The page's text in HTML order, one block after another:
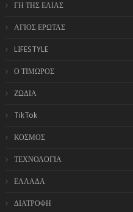
ΓΗ ΤΗΣ ΕΛΙΑΣ
ΑΓΙΟΣ ΕΡΩΤΑΣ
LIFESTYLE
Ο ΤΙΜΩΡΟΣ
ΖΩΔΙΑ
TikTok
ΚΟΣΜΟΣ
ΤΕΧΝΟΛΟΓΙΑ
ΕΛΛΑΔΑ
ΔΙΑΤΡΟΦΗ